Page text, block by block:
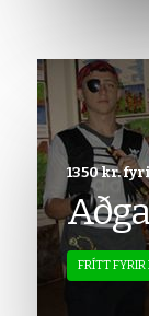
1350 kr.
FRÍTT FYRIR